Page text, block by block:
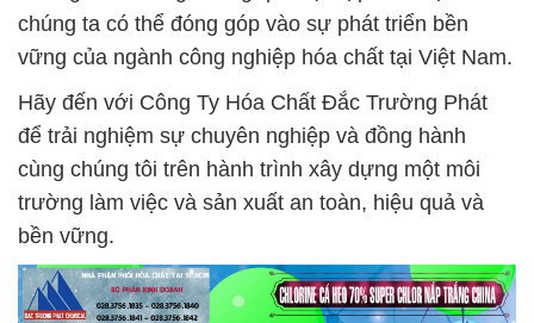
chúng ta có thể đóng góp vào sự phát triển bền
vững của ngành công nghiệp hóa chất tại Việt Nam.
Hãy đến với Công Ty Hóa Chất Đắc Trường Phát
để trải nghiệm sự chuyên nghiệp và đồng hành
cùng chúng tôi trên hành trình xây dựng một môi
trường làm việc và sản xuất an toàn, hiệu quả và
bền vững.